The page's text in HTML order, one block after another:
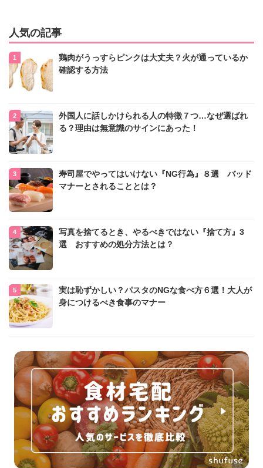
人気の記事
鶏肉がうっすらピンクは大丈夫？火が通っているか
確認する方法
外国人に話しかけられる人の特徴７つ…なぜ選ばれ
る？理由は無意識のサインにあった！
寿司屋でやってはいけない『NG行為』８選 バッド
マナーとされることとは？
写真を捨てるとき、やるべきではない『捨て方』3
選 おすすめの処分方法とは？
実は恥ずかしい？パスタのNGな食べ方６選！大人が
身につけるべき食事のマナー